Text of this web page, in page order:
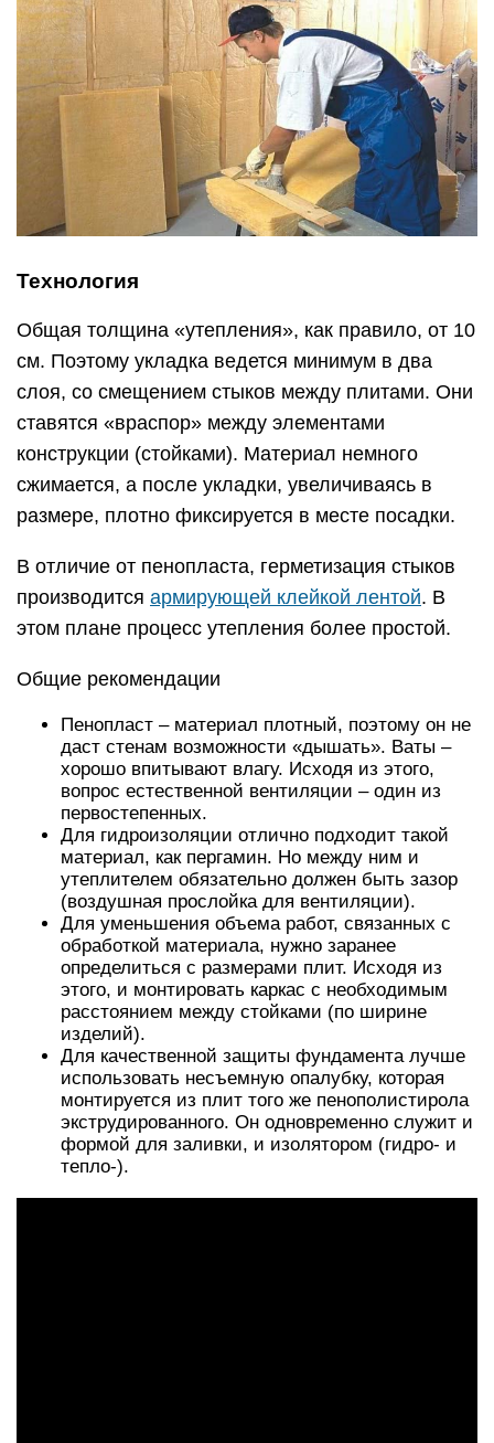
Технология
Общая толщина «утепления», как правило, от 10
см. Поэтому укладка ведется минимум в два
слоя, со смещением стыков между плитами. Они
ставятся «враспор» между элементами
конструкции (стойками). Материал немного
сжимается, а после укладки, увеличиваясь в
размере, плотно фиксируется в месте посадки.
В отличие от пенопласта, герметизация стыков
производится армирующей клейкой лентой. В
этом плане процесс утепления более простой.
Общие рекомендации
Пенопласт – материал плотный, поэтому он не
даст стенам возможности «дышать». Ваты –
хорошо впитывают влагу. Исходя из этого,
вопрос естественной вентиляции – один из
первостепенных.
Для гидроизоляции отлично подходит такой
материал, как пергамин. Но между ним и
утеплителем обязательно должен быть зазор
(воздушная прослойка для вентиляции).
Для уменьшения объема работ, связанных с
обработкой материала, нужно заранее
определиться с размерами плит. Исходя из
этого, и монтировать каркас с необходимым
расстоянием между стойками (по ширине
изделий).
Для качественной защиты фундамента лучше
использовать несъемную опалубку, которая
монтируется из плит того же пенополистирола
экструдированного. Он одновременно служит и
формой для заливки, и изолятором (гидро- и
тепло-).